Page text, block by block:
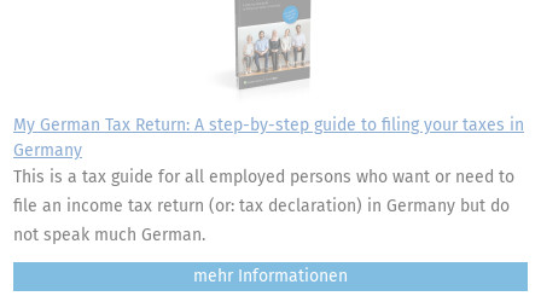
My German Tax Return: A step-by-step guide to filing your taxes in
Germany
This is a tax guide for all employed persons who want or need to
file an income tax return (or: tax declaration) in Germany but do
not speak much German.
mehr